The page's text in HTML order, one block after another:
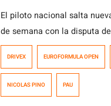
El piloto nacional salta
de semana con la disputa
2) de la Euroformula Open
llevará a cabo en el
experiencia de Pino en este
DRIVEX EUROFORMULA OPEN
NICOLAS PINO PAU